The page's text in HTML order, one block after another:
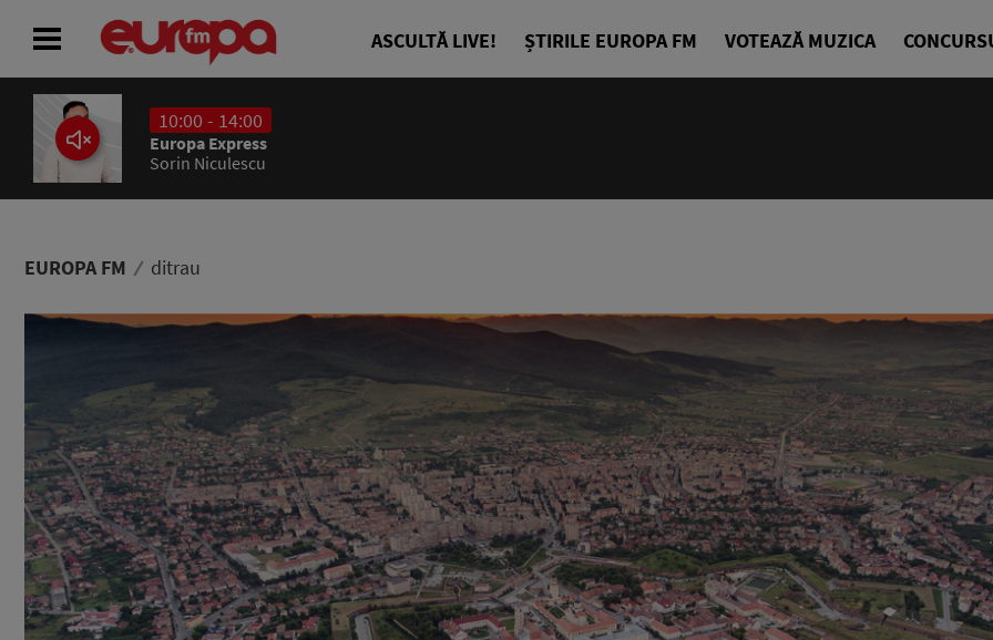
ASCULTĂ LIVE! ȘTIRILE EUROPA FM VOTEAZĂ MUZICA
10:00 - 14:00
Europa Express
Sorin Niculescu
EUROPA FM ditrau
ACASĂ
ȘTIRI
ASCULTĂ LIVE